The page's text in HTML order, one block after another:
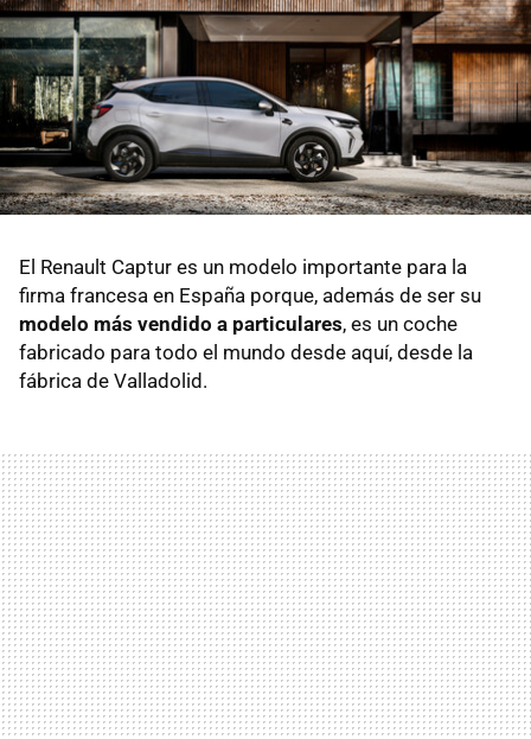
El Renault Captur es un modelo importante para la
firma francesa en España porque, además de ser su
modelo más vendido a particulares, es un coche
fabricado para todo el mundo desde aquí, desde la
fábrica de Valladolid.